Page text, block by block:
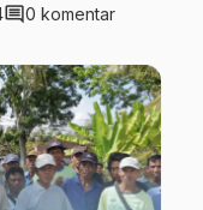
comment0 komentar